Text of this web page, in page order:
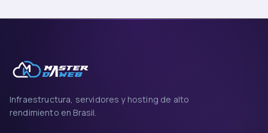
Infraestructura, servidores y hosting de alto
rendimiento en Brasil.